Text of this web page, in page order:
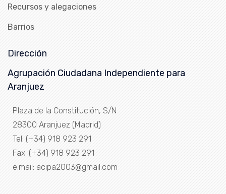
Recursos y alegaciones
Barrios
Dirección
Agrupación Ciudadana Independiente para
Aranjuez
Plaza de la Constitución, S/N
28300 Aranjuez (Madrid)
Tel: (+34) 918 923 291
Fax: (+34) 918 923 291
e.mail: acipa2003@gmail.com